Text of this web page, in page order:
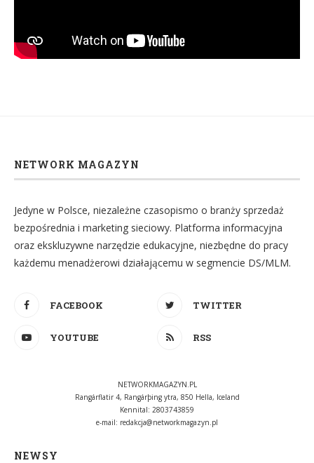
NETWORK MAGAZYN
Jedyne w Polsce, niezależne czasopismo o branży sprzedaż
bezpośrednia i marketing sieciowy. Platforma informacyjna
oraz ekskluzywne narzędzie edukacyjne, niezbędne do pracy
każdemu menadżerowi działającemu w segmencie DS/MLM.
FACEBOOK TWITTER
YOUTUBE RSS
NETWORKMAGAZYN.PL
Rangárflatir 4, Rangárþing ytra, 850 Hella, Iceland
Kennital: 2803743859
e-mail: redakcja@networkmagazyn.pl
NEWSY